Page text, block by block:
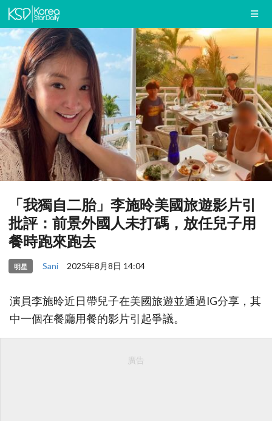
「我獨自二胎」李施昤美國旅遊影片引
批評：前景外國人未打碼，放任兒子用
餐時跑來跑去
明星 Sani 2025年8月8日 14:04
演員李施昤近日帶兒子在美國旅遊並通過IG分享，其
中一個在餐廳用餐的影片引起爭議。
廣告